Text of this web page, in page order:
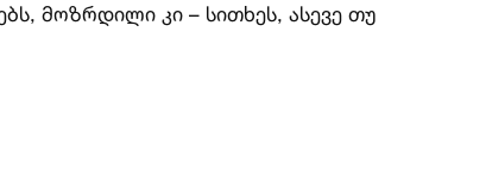
მოზრდილი კი – სითხეს, ასევე თუ